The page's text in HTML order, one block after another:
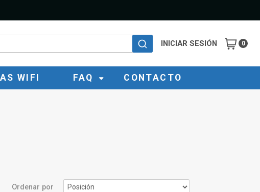
INICIAR SESIÓN 0
WIFI FAQ CONTACTO
Ordenar por